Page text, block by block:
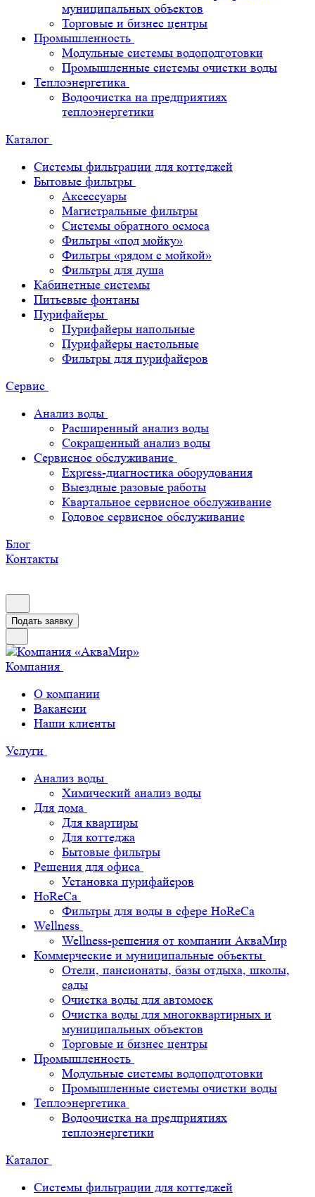
муниципальных объектов
Торговые и бизнес центры
Промышленность
Модульные системы водоподготовки
Промышленные системы очистки воды
Теплоэнергетика
Водоочистка на предприятиях
теплоэнергетики
Каталог
Системы фильтрации для коттеджей
Бытовые фильтры
Аксессуары
Магистральные фильтры
Системы обратного осмоса
Фильтры «под мойку»
Фильтры «рядом с мойкой»
Фильтры для душа
Кабинетные системы
Питьевые фонтаны
Пурифайеры
Пурифайеры напольные
Пурифайеры настольные
Фильтры для пурифайеров
Сервис
Анализ воды
Расширенный анализ воды
Сокращенный анализ воды
Сервисное обслуживание
Express-диагностика оборудования
Выездные разовые работы
Квартальное сервисное обслуживание
Годовое сервисное обслуживание
Блог
Контакты
Подать заявку
Компания
О компании
Вакансии
Наши клиенты
Услуги
Анализ воды
Химический анализ воды
Для дома
Для квартиры
Для коттеджа
Бытовые фильтры
Решения для офиса
Установка пурифайеров
HoReCa
Фильтры для воды в сфере HoReCa
Wellness
Wellness-решения от компании АкваМир
Коммерческие и муниципальные объекты
Отели, пансионаты, базы отдыха, школы,
сады
Очистка воды для автомоек
Очистка воды для многоквартирных и
муниципальных объектов
Торговые и бизнес центры
Промышленность
Модульные системы водоподготовки
Промышленные системы очистки воды
Теплоэнергетика
Водоочистка на предприятиях
теплоэнергетики
Каталог
Системы фильтрации для коттеджей